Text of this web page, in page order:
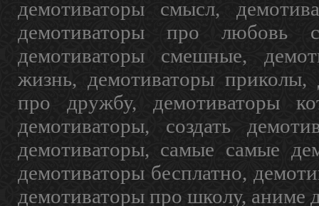
демотиваторы смысл,
демотиваторы про любовь
демотиваторы смешные,
жизнь, демотиваторы приколы,
про дружбу, демотиваторы
демотиваторы, создать
демотиваторы, самые самые
демотиваторы бесплатно,
демотиваторы про школу, аниме